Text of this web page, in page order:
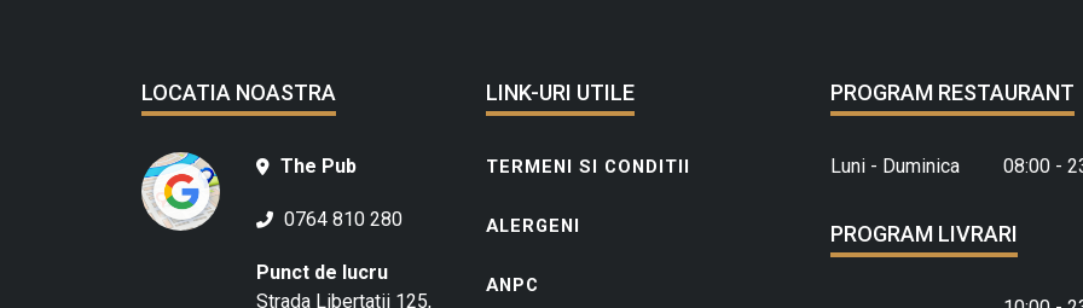
LOCATIA NOASTRA
The Pub
0764 810 280
Punct de lucru
Strada Libertatii 125,
LINK-URI UTILE
TERMENI SI CONDITII
ALERGENI
ANPC
PROGRAM RESTAURANT
Luni - Duminica 08:00 -
PROGRAM LIVRARI